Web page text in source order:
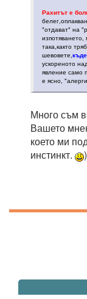
Рахитът е
"отдават" на
изпотяването,
така,както
шевовете,
ускореното
явление само
е ясно,
Много съм
Вашето
което ми
инстинкт.